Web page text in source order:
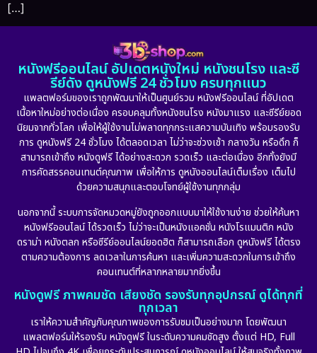
[…]
หนังฟรีออนไลน์ อัปเดตหนังใหม่ หนังชนโรง และซี
รีย์ดัง ดูหนังฟรี 24 ชั่วโมง ครบทุกแนว
แพลตฟอร์มของเราถูกพัฒนาให้เป็นศูนย์รวม หนังฟรีออนไลน์ ที่อัปเดต
เนื้อหาใหม่อย่างต่อเนื่อง ครอบคลุมทั้งหนังชนโรง หนังมาแรง และซีรีย์ยอด
นิยมจากทั่วโลก เพื่อให้ผู้ใช้งานไม่พลาดทุกกระแสความบันเทิง พร้อมรองรับ
การ ดูหนังฟรี 24 ชั่วโมง ได้ตลอดเวลา ไม่ว่าจะช่วงเช้า กลางวัน หรือดึก ก็
สามารถเข้าถึง หนังดูฟรี ได้อย่างสะดวก รวดเร็ว และต่อเนื่อง อีกทั้งยังมี
การคัดสรรคอนเทนต์คุณภาพ เพื่อให้การ ดูหนังออนไลน์เต็มเรื่อง เต็มไป
ด้วยความสนุกและตอบโจทย์ผู้ใช้งานทุกกลุ่ม
นอกจากนี้ ระบบการจัดหมวดหมู่ยังถูกออกแบบมาให้ใช้งานง่าย ช่วยให้ค้นหา
หนังฟรีออนไลน์ ได้รวดเร็ว ไม่ว่าจะเป็นหนังแอคชั่น หนังโรแมนติก หนัง
ดราม่า หนังตลก หรือซีรีย์ออนไลน์ยอดฮิต ก็สามารถเลือก ดูหนังฟรี ได้ตรง
ตามความต้องการ ลดเวลาในการค้นหา และเพิ่มความสะดวกในการเข้าถึง
คอนเทนต์ที่หลากหลายมากยิ่งขึ้น
หนังดูฟรี ภาพคมชัด เสียงชัด รองรับทุกอุปกรณ์ ดูได้ทุกที่
ทุกเวลา
เราให้ความสำคัญกับคุณภาพของการรับชมเป็นอย่างมาก โดยพัฒนา
แพลตฟอร์มให้รองรับ หนังดูฟรี ในระดับความคมชัดสูง ตั้งแต่ HD, Full